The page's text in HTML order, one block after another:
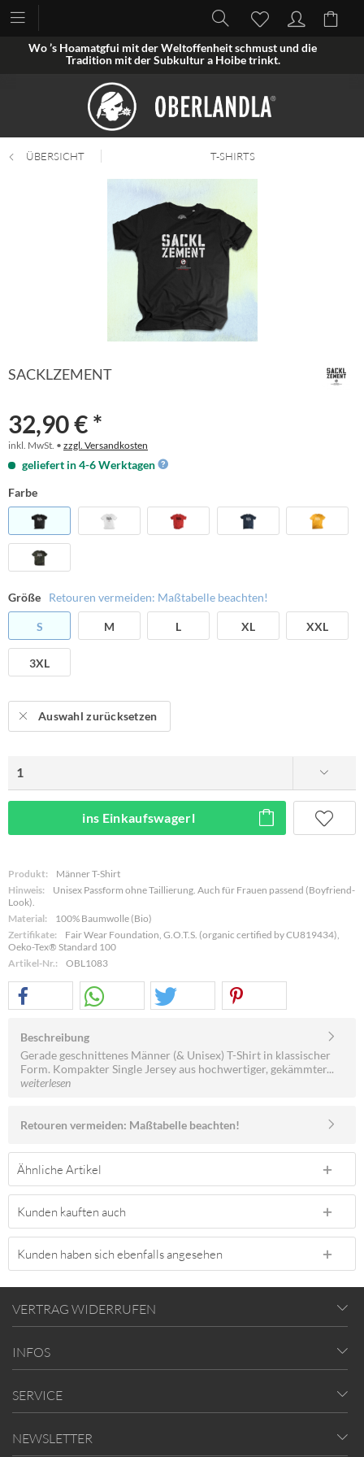
Wo ’s Hoamatgfui mit der Weltoffenheit schmust und die
Tradition mit der Subkultur a Hoibe trinkt.
ÜBERSICHT T-SHIRTS
SACKLZEMENT
32,90 € *
inkl. MwSt. • zzgl. Versandkosten
geliefert in 4-6 Werktagen
Farbe
Größe Retouren vermeiden: Maßtabelle beachten!
S M L XL XXL
3XL
Auswahl zurücksetzen
ins Einkaufswagerl
Produkt:
Männer T-Shirt
Hinweis:
Unisex Passform ohne Taillierung. Auch für Frauen passend (Boyfriend-
Look).
Material:
100% Baumwolle (Bio)
Zertifikate:
Fair Wear Foundation, G.O.T.S. (organic certified by CU819434),
Oeko-Tex® Standard 100
Artikel-Nr.:
OBL1083
Beschreibung
Gerade geschnittenes Männer (& Unisex) T-Shirt in klassischer
Form. Kompakter Single Jersey aus hochwertiger, gekämmter...
weiterlesen
Retouren vermeiden: Maßtabelle beachten!
Ähnliche Artikel
Kunden kauften auch
Kunden haben sich ebenfalls angesehen
VERTRAG WIDERRUFEN
INFOS
SERVICE
NEWSLETTER